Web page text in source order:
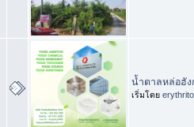
น้ำตาลหล่อฮัง
เริ่มโดย